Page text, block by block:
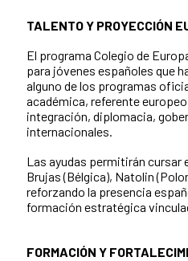
TALENTO Y PROYECCIÓN
El programa Colegio de
para jóvenes españoles que
alguno de los programas
académica, referente
integración, diplomacia,
internacionales.
Las ayudas permitirán cursar
Brujas (Bélgica), Natolin
reforzando la presencia
formación estratégica
FORMACIÓN Y